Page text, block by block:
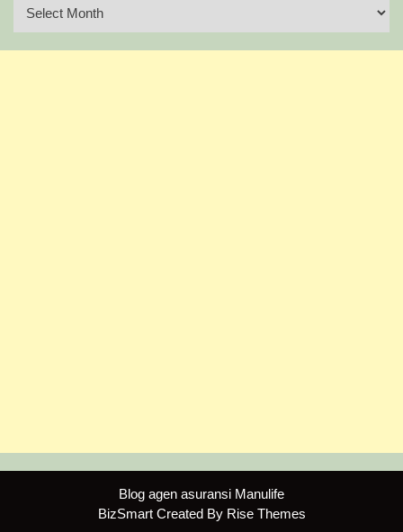
Blog agen asuransi Manulife
BizSmart Created By Rise Themes